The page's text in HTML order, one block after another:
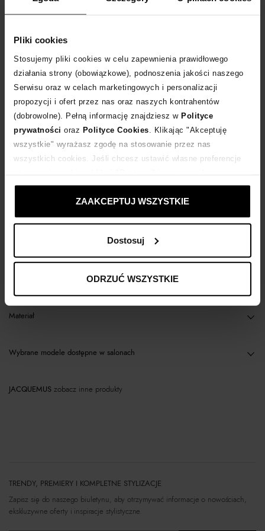
Pliki cookies
Stosujemy pliki cookies w celu zapewnienia prawidłowego
działania strony (obowiązkowe), podnoszenia jakości naszego
Serwisu oraz w celach marketingowych i personalizacji
propozycji i ofert przez nas oraz naszych kontrahentów
(dobrowolne). Pełną informację znajdziesz w Polityce
prywatności oraz Polityce Cookies . Klikając "Akceptuję
wszystkie" wyrażasz zgodę na stosowanie przez nas
wszystkich cookies. Jeśli chcesz ustawić własne preferencje
ustawienia prywatności.
ZAAKCEPTUJ WSZYSTKIE
Dostosuj
ODRZUĆ WSZYSTKIE
WYBIERZ ROZMIAR
DODAJ DO KOSZYKA
Dostawa
14 dni na zwrot towaru
+340 punktówzyskujesz w Klubie Korzyści Sprawdź
Kup teraz, Zapłać później!
Materiał
Wybrane modele dostępne w salonach
JACQUEMUS zobacz inne produkty
TRENDY, PREMIERY I KOMPLETNE STYLIZACJE
Zapisz się do naszego biuletynu, aby otrzymywać informacje o nowościach,
ekskluzywne oferty i inspiracje stylistyczne.